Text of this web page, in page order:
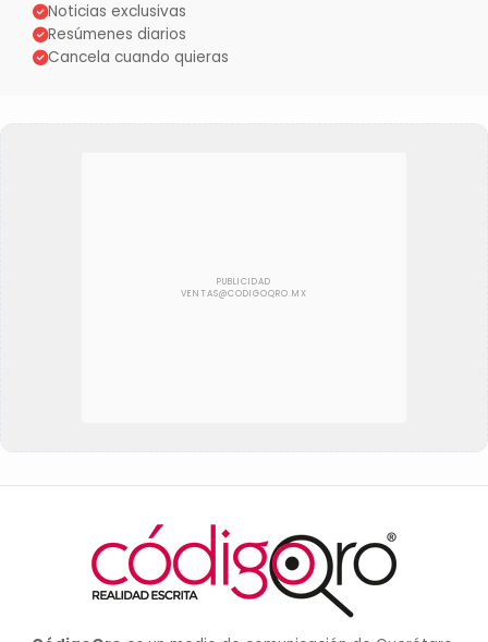
Noticias exclusivas
Resúmenes diarios
Cancela cuando quieras